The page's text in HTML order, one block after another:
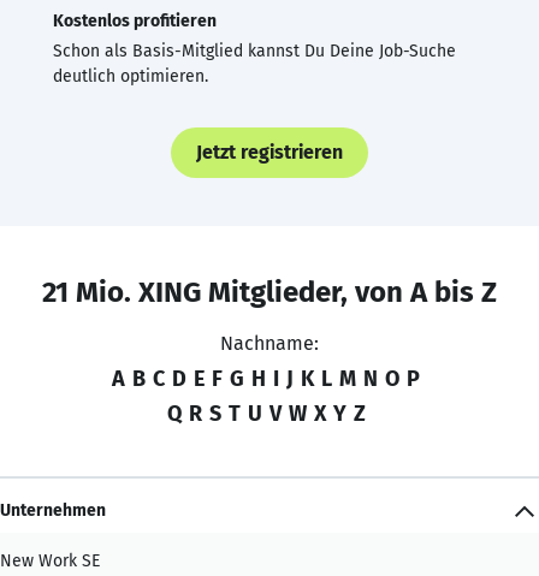
Kostenlos profitieren
Schon als Basis-Mitglied kannst Du Deine Job-Suche
deutlich optimieren.
Jetzt registrieren
21 Mio. XING Mitglieder, von A bis Z
Nachname:
A B C D E F G H I J K L M N O P
Q R S T U V W X Y Z
Unternehmen
New Work SE